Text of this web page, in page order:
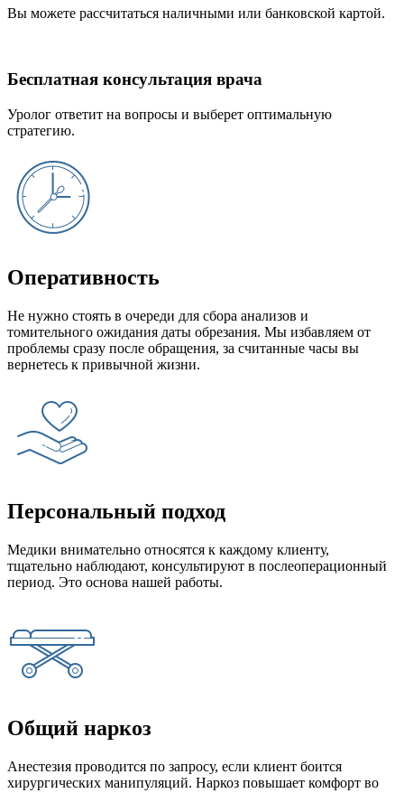
Вы можете рассчитаться наличными или банковской картой.
Бесплатная консультация врача
Уролог ответит на вопросы и выберет оптимальную
стратегию.
Оперативность
Не нужно стоять в очереди для сбора анализов и
томительного ожидания даты обрезания. Мы избавляем от
проблемы сразу после обращения, за считанные часы вы
вернетесь к привычной жизни.
Персональный подход
Медики внимательно относятся к каждому клиенту,
тщательно наблюдают, консультируют в послеоперационный
период. Это основа нашей работы.
Общий наркоз
Анестезия проводится по запросу, если клиент боится
хирургических манипуляций. Наркоз повышает комфорт во